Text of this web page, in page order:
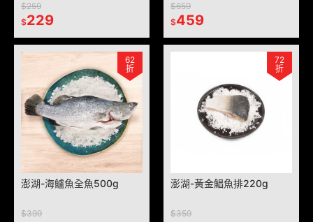
$259
$229
$659
$459
62
折
澎湖-海鱸魚全魚500g
$399
72
折
澎湖-黃金鯧魚排220g
$359